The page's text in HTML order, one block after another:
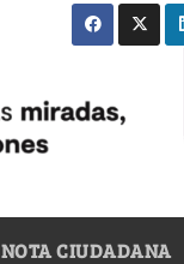
NOTA CIUDADANA